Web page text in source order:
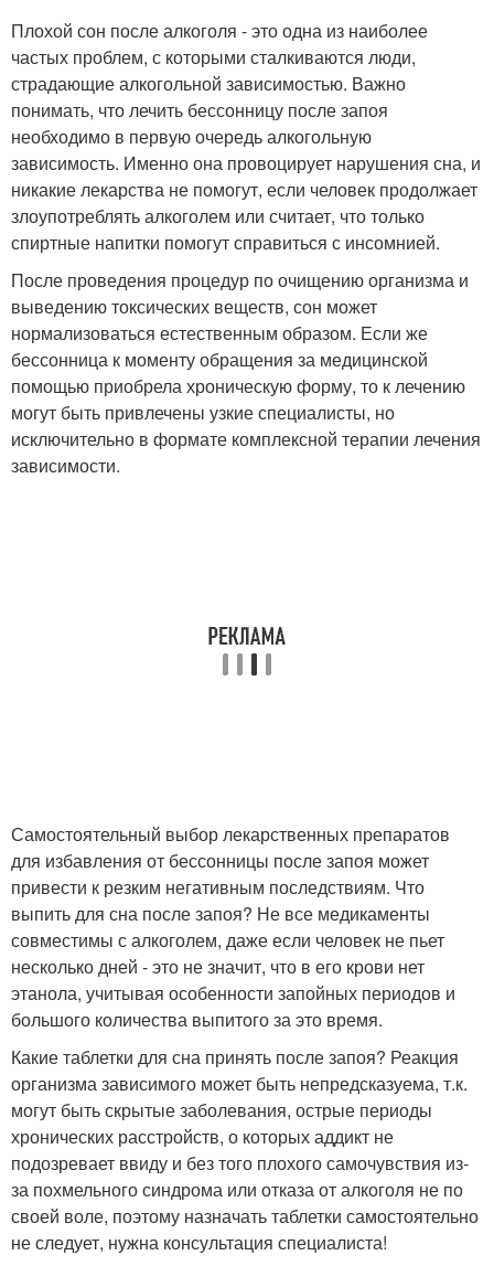
Плохой сон после алкоголя - это одна из наиболее
частых проблем, с которыми сталкиваются люди,
страдающие алкогольной зависимостью. Важно
понимать, что лечить бессонницу после запоя
необходимо в первую очередь алкогольную
зависимость. Именно она провоцирует нарушения сна, и
никакие лекарства не помогут, если человек продолжает
злоупотреблять алкоголем или считает, что только
спиртные напитки помогут справиться с инсомнией.
После проведения процедур по очищению организма и
выведению токсических веществ, сон может
нормализоваться естественным образом. Если же
бессонница к моменту обращения за медицинской
помощью приобрела хроническую форму, то к лечению
могут быть привлечены узкие специалисты, но
исключительно в формате комплексной терапии лечения
зависимости.
Самостоятельный выбор лекарственных препаратов
для избавления от бессонницы после запоя может
привести к резким негативным последствиям. Что
выпить для сна после запоя? Не все медикаменты
совместимы с алкоголем, даже если человек не пьет
несколько дней - это не значит, что в его крови нет
этанола, учитывая особенности запойных периодов и
большого количества выпитого за это время.
Какие таблетки для сна принять после запоя? Реакция
организма зависимого может быть непредсказуема, т.к.
могут быть скрытые заболевания, острые периоды
хронических расстройств, о которых аддикт не
подозревает ввиду и без того плохого самочувствия из-
за похмельного синдрома или отказа от алкоголя не по
своей воле, поэтому назначать таблетки самостоятельно
не следует, нужна консультация специалиста!